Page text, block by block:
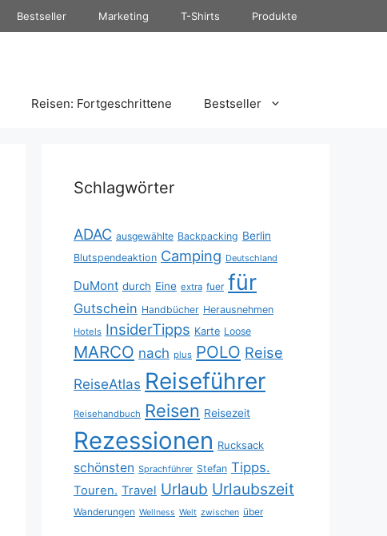
Bestseller Marketing T-Shirts Produkte
Reisen: Fortgeschrittene Bestseller
Schlagwörter
ADAC ausgewählte Backpacking Berlin
Blutspendeaktion Camping Deutschland
DuMont durch Eine extra fuer für
Gutschein Handbücher Herausnehmen
Hotels InsiderTipps Karte Loose
MARCO nach plus POLO Reise
ReiseAtlas Reiseführer
Reisehandbuch Reisen Reisezeit
Rezessionen Rucksack
schönsten Sprachführer Stefan Tipps.
Touren. Travel Urlaub Urlaubszeit
Wanderungen Wellness Welt zwischen über